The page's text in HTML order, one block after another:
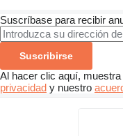
Suscríbase para recibir
Suscribirse
Al hacer clic aquí,
privacidad y nuestro